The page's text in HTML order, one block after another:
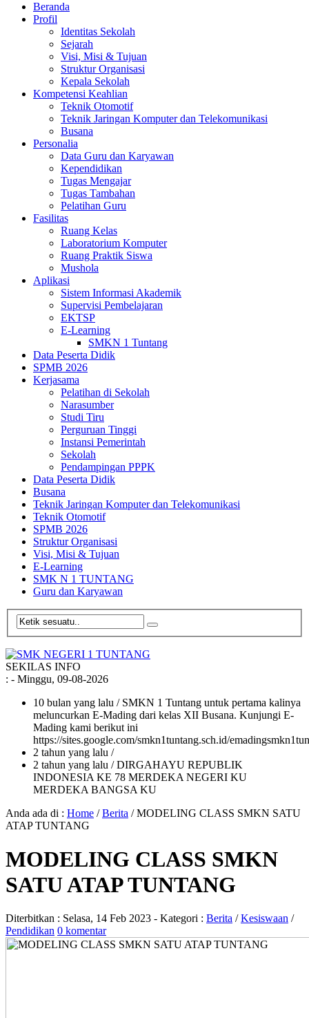
Beranda
Profil
Identitas Sekolah
Sejarah
Visi, Misi & Tujuan
Struktur Organisasi
Kepala Sekolah
Kompetensi Keahlian
Teknik Otomotif
Teknik Jaringan Komputer dan Telekomunikasi
Busana
Personalia
Data Guru dan Karyawan
Kependidikan
Tugas Mengajar
Tugas Tambahan
Pelatihan Guru
Fasilitas
Ruang Kelas
Laboratorium Komputer
Ruang Praktik Siswa
Mushola
Aplikasi
Sistem Informasi Akademik
Supervisi Pembelajaran
EKTSP
E-Learning
SMKN 1 Tuntang
Data Peserta Didik
SPMB 2026
Kerjasama
Pelatihan di Sekolah
Narasumber
Studi Tiru
Perguruan Tinggi
Instansi Pemerintah
Sekolah
Pendampingan PPPK
Data Peserta Didik
Busana
Teknik Jaringan Komputer dan Telekomunikasi
Teknik Otomotif
SPMB 2026
Struktur Organisasi
Visi, Misi & Tujuan
E-Learning
SMK N 1 TUNTANG
Guru dan Karyawan
SEKILAS INFO
: - Minggu, 09-08-2026
10 bulan yang lalu / SMKN 1 Tuntang untuk pertama kalinya
meluncurkan E-Mading dari kelas XII Busana. Kunjungi E-
Mading kami berikut ini
https://sites.google.com/smkn1tuntang.sch.id/
2 tahun yang lalu /
2 tahun yang lalu / DIRGAHAYU REPUBLIK
INDONESIA KE 78 MERDEKA NEGERI KU
MERDEKA BANGSA KU
Anda ada di : Home /Berita /MODELING CLASS SMKN SATU
ATAP TUNTANG
MODELING CLASS SMKN
SATU ATAP TUNTANG
Diterbitkan : Selasa, 14 Feb 2023 - Kategori : Berita /Kesiswaan /
Pendidikan 0 komentar